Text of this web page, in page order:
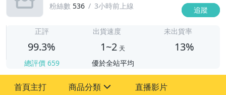
粉絲數 536 3小時前上線 追蹤
正評
99.3%
總評價 659
出貨速度
1~2 天
優於全站平均
未出貨率
13%
首頁主打 商品分類 直播影片